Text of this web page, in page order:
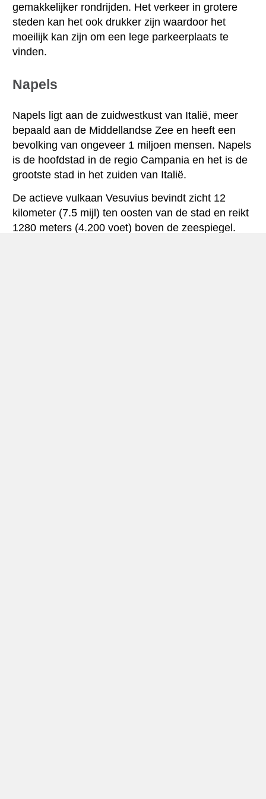
gemakkelijker rondrijden. Het verkeer in grotere
steden kan het ook drukker zijn waardoor het
moeilijk kan zijn om een lege parkeerplaats te
vinden.
Napels
Napels ligt aan de zuidwestkust van Italië, meer
bepaald aan de Middellandse Zee en heeft een
bevolking van ongeveer 1 miljoen mensen. Napels
is de hoofdstad in de regio Campania en het is de
grootste stad in het zuiden van Italië.
De actieve vulkaan Vesuvius bevindt zicht 12
kilometer (7.5 mijl) ten oosten van de stad en reikt
1280 meters (4.200 voet) boven de zeespiegel.